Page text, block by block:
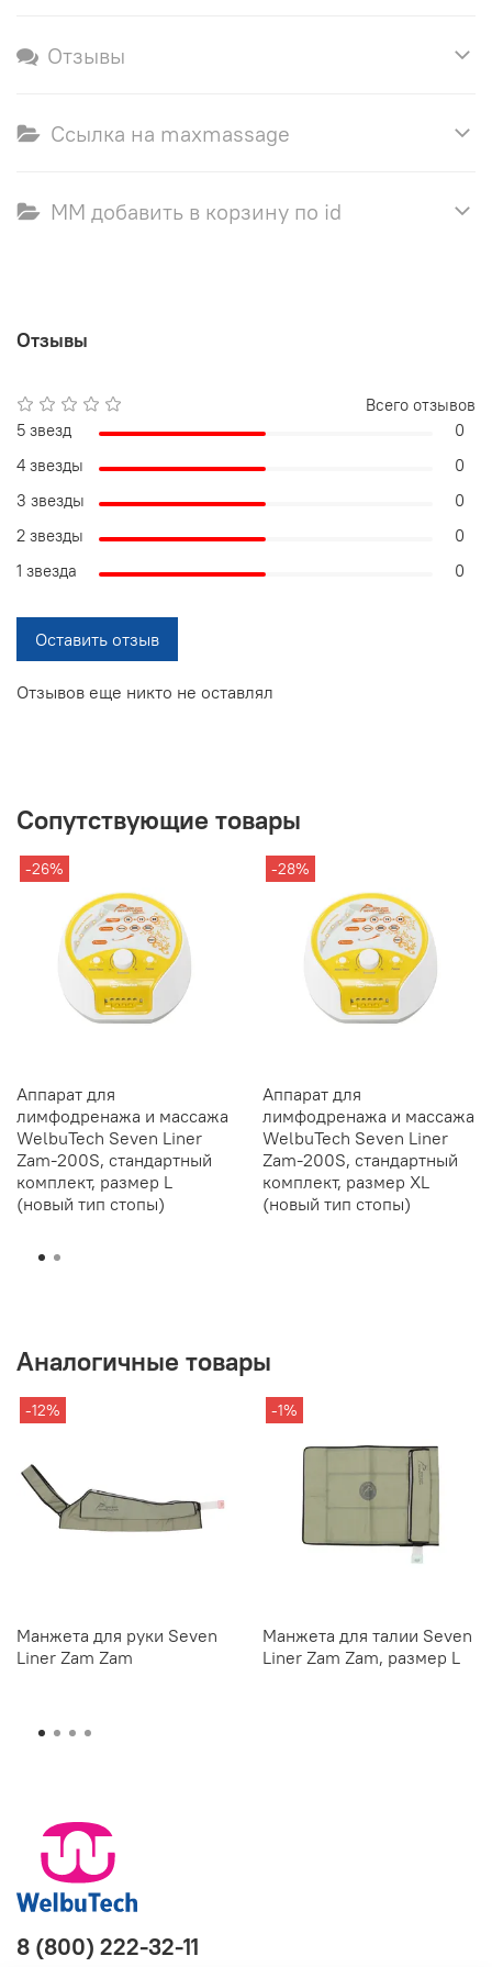
Отзывы
Ссылка на maxmassage
ММ добавить в корзину по id
Отзывы
Отзывов еще никто не оставлял
Всего отзывов
5 звезд
0
4 звезды
0
3 звезды
0
2 звезды
0
1 звезда
0
Оставить отзыв
Сопутствующие товары
-26%
Аппарат для
лимфодренажа и массажа
WelbuTech Seven Liner
Zam-200S, стандартный
комплект, размер L
(новый тип стопы)
-28%
Аппарат для
лимфодренажа и массажа
WelbuTech Seven Liner
Zam-200S, стандартный
комплект, размер XL
(новый тип стопы)
Аналогичные товары
-12%
Манжета для руки Seven
Liner Zam Zam
-1%
Манжета для талии Seven
Liner Zam Zam, размер L
8 (800) 222-32-11